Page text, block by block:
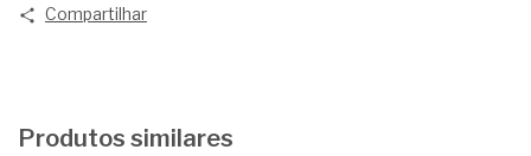
Compartilhar
Produtos similares